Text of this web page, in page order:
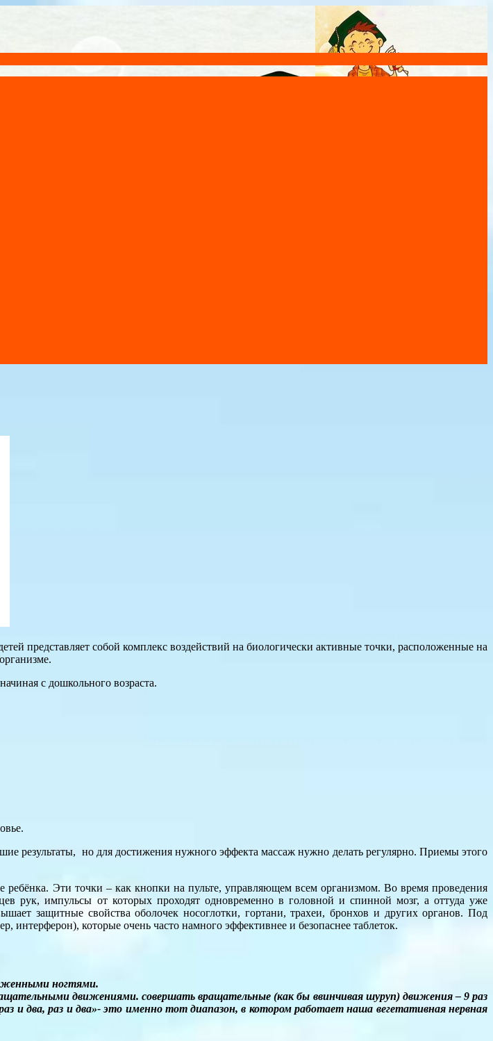
представляет собой комплекс воздействий на биологически активные точки, расположенные на
с дошкольного возраста.
результаты, но для достижения нужного эффекта массаж нужно делать регулярно. Приемы этого
ребёнка. Эти точки – как кнопки на пульте, управляющем всем организмом. Во время проведения
рук, импульсы от которых проходят одновременно в головной и спинной мозг, а оттуда уже
защитные свойства оболочек носоглотки, гортани, трахеи, бронхов и других органов. Под
интерферон), которые очень часто намного эффективнее и безопаснее таблеток.
ногтями.
движениями. совершать вращательные (как бы ввинчивая шуруп) движения – 9 раз
и два, раз и два»- это именно тот диапазон, в котором работает наша вегетативная нервная